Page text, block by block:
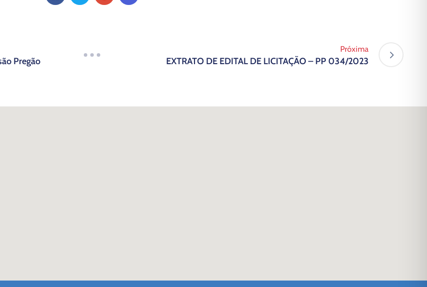
Pregão
Próxima
EXTRATO DE EDITAL DE LICITAÇÃO – PP 034/2023